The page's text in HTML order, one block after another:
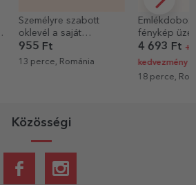
Személyre szabott
oklevél a saját
grafikáiddal
955 Ft
13 perce, Románia
Emlékdoboz
fénykép
szív alakú
4 693 Ft
kedvezmény
18 perce,
Közösségi